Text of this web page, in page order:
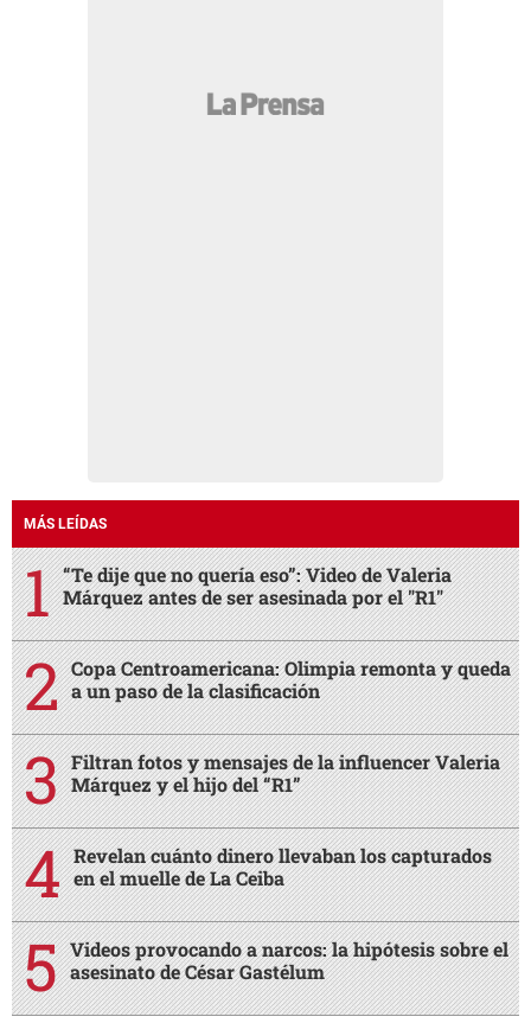
MÁS LEÍDAS
“Te dije que no quería eso”: Video de Valeria
Márquez antes de ser asesinada por el "R1"
Copa Centroamericana: Olimpia remonta y queda
a un paso de la clasificación
Filtran fotos y mensajes de la influencer Valeria
Márquez y el hijo del “R1”
Revelan cuánto dinero llevaban los capturados
en el muelle de La Ceiba
Videos provocando a narcos: la hipótesis sobre el
asesinato de César Gastélum